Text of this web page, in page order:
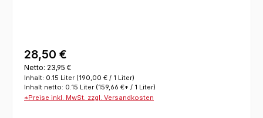
28,50 €
Netto: 23,95 €
Inhalt: 0.15 Liter (190,00 € / 1 Liter)
Inhalt netto: 0.15 Liter (159,66 €* / 1 Liter)
*Preise inkl. MwSt. zzgl. Versandkosten